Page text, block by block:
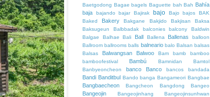
Baetgodong Bagae bagels Baguette bah Bah Bahía
baja
bajando bajar Bajirak bajo Bajo bajos
BAK
Baked
Bakery Bakgane Bakjido Bakjisan
Baksa
Baksugeun
Balbbadak balconies balcony
Baldwin
Balgae
Balhae Bali Ball Ballena Ballenas
balloon
Ballroom ballrooms balls balneario balo Balsan balsas
Balsas
Balwangsan Balwoo Bam bamb
bamboo
bamboofestival
Bambú Bamnidan
Bamtol
Banbyeoncheon
banco Banco bancos bandada
Bandi Banditbul Bando banga Bangameori Bangbae
Bangbaecheon Bangcheon Bangdong Bangeo
Bangeojin Bangeojinhang
Bangeojinsunhwan